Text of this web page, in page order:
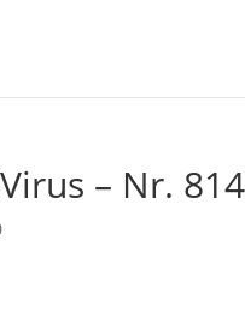
– Nr.